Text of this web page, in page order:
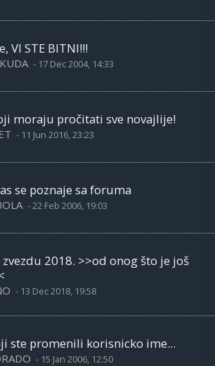
VI STE BITNI!!!
- 17 Dec 2004, 14:33
moraju pročitati sve novajlije!
- 11 Jun 2016, 23:23
se poznaje sa foruma
-22 Feb 2006, 19:03
zvezdu 2018. >>od onog što je još
- 13 Dec 2018, 19:58
ste promenili korisnicko ime...
- 15 Jan 2006, 12:50